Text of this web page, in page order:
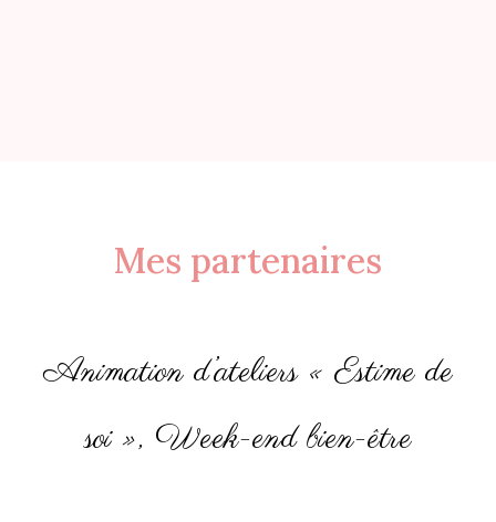
Mes partenaires
Animation d’ateliers « Estime de
soi », Week-end bien-être